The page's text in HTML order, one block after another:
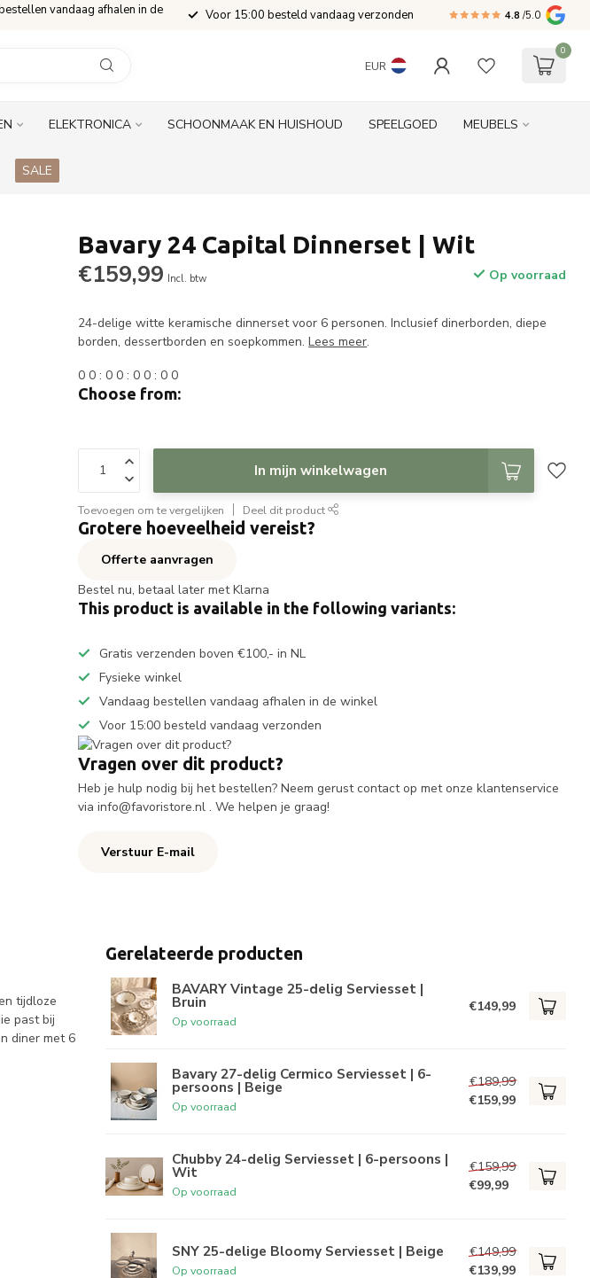
vandaag afhalen in de Voor 15:00 besteld vandaag verzonden 4.8 /5.0
EUR
0
ELEKTRONICA SCHOONMAAK EN HUISHOUD SPEELGOED MEUBELS
SALE
Bavary 24 Capital Dinnerset | Wit
€159,99 Incl. btw Op voorraad
24-delige witte keramische dinnerset voor 6 personen. Inclusief dinerborden, diepe
borden, dessertborden en soepkommen.Lees meer.
0 0 :0 0 :0 0 :0 0
Choose from:
In mijn winkelwagen
Toevoegen om te vergelijken Deel dit product
Grotere hoeveelheid vereist?
Offerte aanvragen
Bestel nu, betaal later met Klarna
This product is available in the following variants:
Gratis verzenden boven €100,- in NL
Fysieke winkel
Vandaag bestellen vandaag afhalen in de winkel
Voor 15:00 besteld vandaag verzonden
Vragen over dit product?
Heb je hulp nodig bij het bestellen? Neem gerust contact op met onze klantenservice
viainfo@favoristore.nl . We helpen je graag!
Verstuur E-mail
tijdloze
past bij
diner met 6
Gerelateerde producten
BAVARY Vintage 25-delig Serviesset |
Bruin
Op voorraad
€149,99
Bavary 27-delig Cermico Serviesset | 6-
persoons | Beige
Op voorraad
€189,99
€159,99
Chubby 24-delig Serviesset | 6-persoons |
Wit
Op voorraad
€159,99
€99,99
SNY 25-delige Bloomy Serviesset | Beige
Op voorraad
€149,99
€139,99